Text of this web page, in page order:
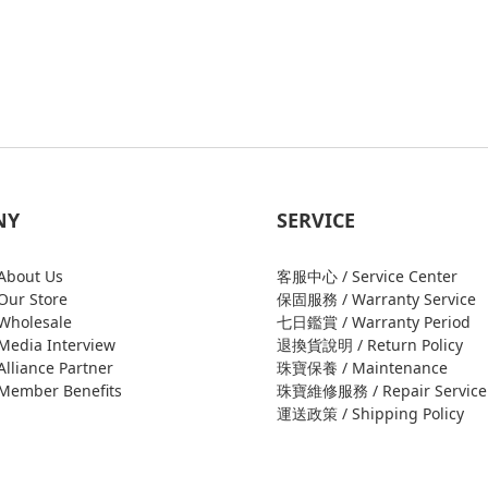
Us
Store
Interview
Partner
Benefits
SERVICE
客服中心 / Service Center
保固服務 / Warranty Service
七日鑑賞 / Warranty Period
退換貨說明 / Return Policy
珠寶保養 / Maintenance
珠寶維修服務 / Repair Service
運送政策 / Shipping Policy